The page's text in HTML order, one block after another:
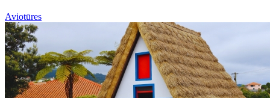
Aviotūres